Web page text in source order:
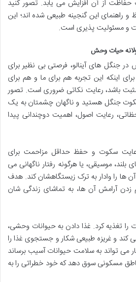
از آن افزایش می یابد. تصور کنید
راهنمای این گنجینه طبیعی شده اند؛ این
و مسئولیت پذیری است.
حیات وحش
جنگل های آینالو، فرصتی بی نظیر برای
اینکه این تجربه هم برای ما و هم برای
باشد، رعایت نکاتی ضروری است. تصور
جنگل هستید و ناگهان چشمتان به یک
رعایت اصول، اهمیت دوچندانی پیدا
سکوت و حفظ حداقل مزاحمت برای
موسیقی، یا هرگونه رفتار ناگهانی می
آن ها را وادار به ترک زیستگاهشان کند. هدف
آرامش آن ها، به تماشای زندگی شان
را تغذیه کرد. غذا دادن به حیوانات وحشی،
می کند و غریزه طبیعی شکار و جستجوی غذا را
می تواند به سلامت حیوانات آسیب برساند
مسکونی سوق دهد که خود خطراتی را به